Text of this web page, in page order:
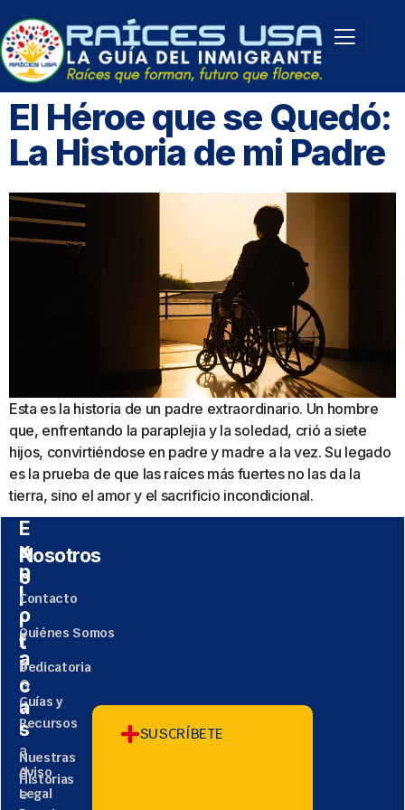
El Héroe que se Quedó:
La Historia de mi Padre
Esta es la historia de un padre extraordinario. Un hombre
que, enfrentando la paraplejia y la soledad, crió a siete
hijos, convirtiéndose en padre y madre a la vez. Su legado
es la prueba de que las raíces más fuertes no las da la
tierra, sino el amor y el sacrificio incondicional.
L
a
G
u
í
a
d
e
E
x
p
l
o
r
a
Guías y
Recursos
Nuestras
Historias
P
o
l
í
t
i
c
a
s
Aviso
Legal
Nosotros
Contacto
Quiénes Somos
Dedicatoria
SUSCRÍBETE